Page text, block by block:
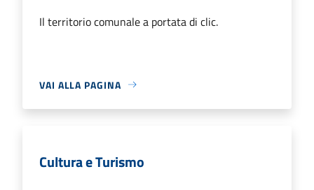
Il territorio comunale a portata di clic.
VAI ALLA PAGINA
Cultura e Turismo